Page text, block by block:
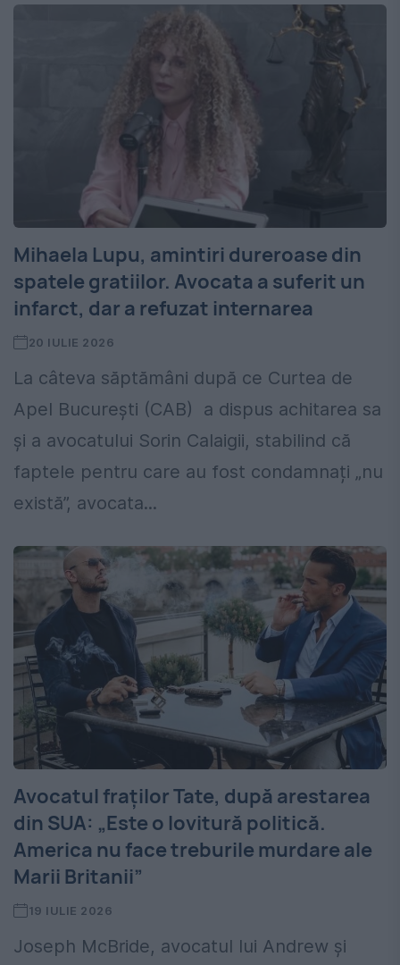
Mihaela Lupu, amintiri dureroase din
spatele gratiilor. Avocata a suferit un
infarct, dar a refuzat internarea
20 IULIE 2026
La câteva săptămâni după ce Curtea de
Apel București (CAB) a dispus achitarea sa
și a avocatului Sorin Calaigii, stabilind că
faptele pentru care au fost condamnați „nu
există”, avocata...
Avocatul fraților Tate, după arestarea
din SUA: „Este o lovitură politică.
America nu face treburile murdare ale
Marii Britanii”
19 IULIE 2026
Joseph McBride, avocatul lui Andrew și